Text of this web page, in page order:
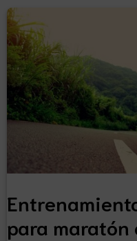
para maratón